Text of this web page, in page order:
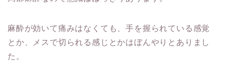
麻酔が効いて痛みはなくても、手を握られている感覚
とか、メスで切られる感じとかはぼんやりとありまし
た。